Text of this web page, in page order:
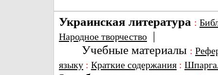
Украинская литература :
Народное творчество |
Учебные материалы :
языку : Краткие содержания :